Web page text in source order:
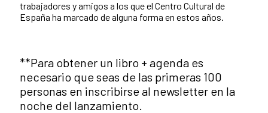
trabajadores y amigos a los que el Centro Cultural de
España ha marcado de alguna forma en estos años.
**Para obtener un libro + agenda es
necesario que seas de las primeras 100
personas en inscribirse al newsletter en la
noche del lanzamiento.